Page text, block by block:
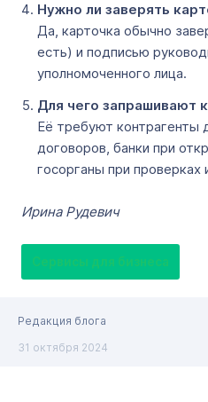
Нужно ли заверять
Да, карточка обычно
есть) и подписью
уполномоченного лица.
Для чего запрашивают
Её требуют контрагенты
договоров, банки при
госорганы при проверках
Ирина Рудевич
Сервисы для бизнеса
Редакция блога
31 октября 2024